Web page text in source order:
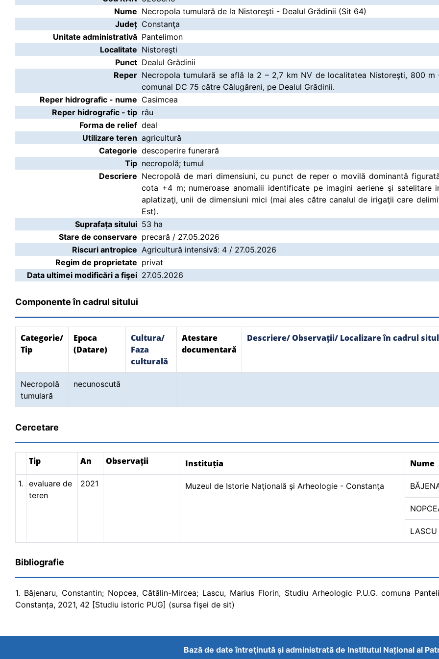
Nume Necropola tumulară de la Nistoreşti - Dealul Grădinii (Sit 64)
Județ Constanţa
Unitate administrativă Pantelimon
Localitate Nistoreşti
Punct Dealul Grădinii
Reper Necropola tumulară se află la 2 – 2,7 km NV de localitatea Nistoreşti, 800 m
comunal DC 75 către Călugăreni, pe Dealul Grădinii.
Reper hidrografic - nume Casimcea
Reper hidrografic - tip râu
Forma de relief deal
Utilizare teren agricultură
Categorie descoperire funerară
Tip necropolă; tumul
Descriere Necropolă de mari dimensiuni, cu punct de reper o movilă dominantă
cota +4 m; numeroase anomalii identificate pe imagini aeriene şi satelitare
aplatizaţi, unii de dimensiuni mici (mai ales către canalul de irigaţii care
Est).
Suprafața sitului 53 ha
Stare de conservare precară / 27.05.2026
Riscuri antropice Agricultură intensivă: 4 / 27.05.2026
Regim de proprietate privat
Data ultimei modificări a fişei 27.05.2026
Componente în cadrul sitului
Categorie/
Tip
Epoca
(Datare)
Cultura/
Faza
culturală
Atestare
documentară
Descriere/ Observații/ Localizare în cadrul
Necropolă
tumulară
necunoscută
Cercetare
Tip An Observații Instituția Nume
1.
evaluare de
teren
2021 Muzeul de Istorie Naţională şi Arheologie - Constanţa
LASCU
Bibliografie
1. Băjenaru, Constantin; Nopcea, Cătălin-Mircea; Lascu, Marius Florin, Studiu Arheologic P.U.G. comuna
Constanța, 2021, 42 [Studiu istoric PUG] (sursa fişei de sit)
Bază de date întreţinută şi administrată de Institutul Național al